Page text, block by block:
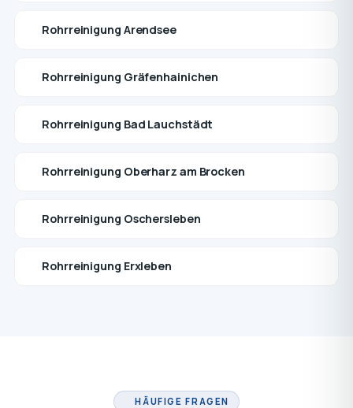
Rohrreinigung Arendsee
Rohrreinigung Gräfenhainichen
Rohrreinigung Bad Lauchstädt
Rohrreinigung Oberharz am Brocken
Rohrreinigung Oschersleben
Rohrreinigung Erxleben
HÄUFIGE FRAGEN